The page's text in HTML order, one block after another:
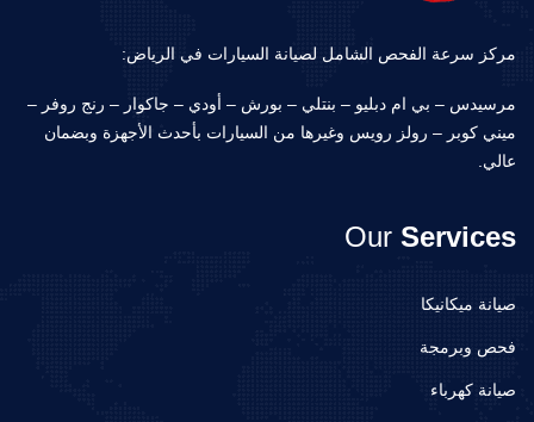
مركز سرعة الفحص الشامل لصيانة السيارات في الرياض:
مرسيدس – بي ام دبليو – بنتلي – بورش – أودي – جاكوار – رنج روفر –
ميني كوبر – رولز رويس وغيرها من السيارات بأحدث الأجهزة وبضمان
عالي.
Our Services
صيانة ميكانيكا
فحص وبرمجة
صيانة كهرباء